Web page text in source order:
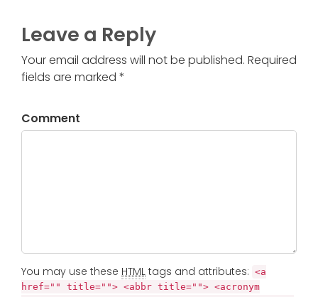
Leave a Reply
Your email address will not be published. Required
fields are marked *
Comment
You may use these HTML tags and attributes: <a
href="" title=""> <abbr title=""> <acronym